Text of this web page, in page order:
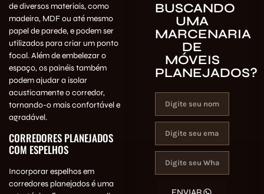
de diversos materiais, como
madeira, MDF ou até mesmo
papel de parede, e podem ser
utilizados para criar um ponto
focal. Além de embelezar o
espaço, os painéis também
podem ajudar a isolar
acusticamente o corredor,
tornando-o mais confortável e
agradável.
CORREDORES PLANEJADOS
COM ESPELHOS
Incorporar espelhos em
corredores planejados é uma
BUSCANDO
UMA
MARCENARIA
DE
MÓVEIS
PLANEJADOS?